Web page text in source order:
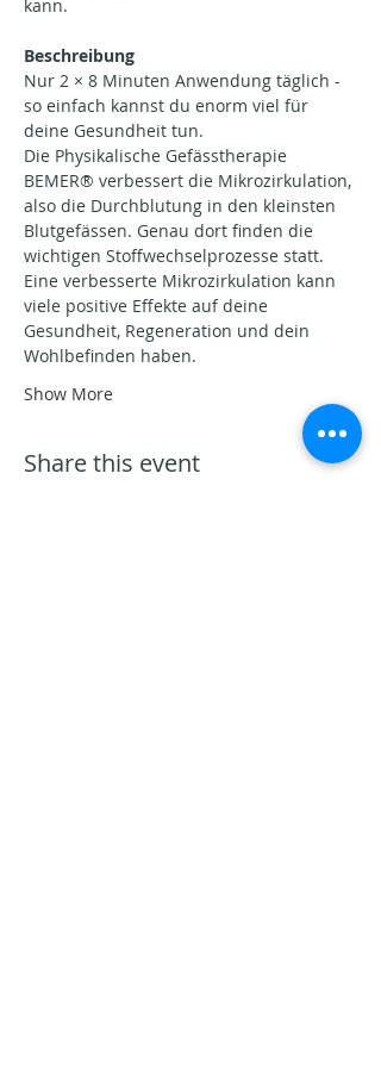
kann.
Beschreibung
Nur 2 × 8 Minuten Anwendung täglich -
so einfach kannst du enorm viel für
deine Gesundheit tun.
Die Physikalische Gefässtherapie
BEMER® verbessert die Mikrozirkulation,
also die Durchblutung in den kleinsten
Blutgefässen. Genau dort finden die
wichtigen Stoffwechselprozesse statt.
Eine verbesserte Mikrozirkulation kann
viele positive Effekte auf deine
Gesundheit, Regeneration und dein
Wohlbefinden haben.
Show More
Share this event